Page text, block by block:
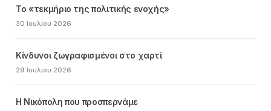
Το «τεκμήριο της πολιτικής ενοχής»
30 Ιουλίου 2026
Κίνδυνοι ζωγραφισμένοι στο χαρτί
29 Ιουλίου 2026
Η Νικόπολη που προσπερνάμε